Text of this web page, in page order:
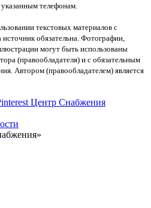
телефонам.
текстовых материалов с
обязательна. Фотографии,
могут быть использованы
(правообладателя) и с обязательным
Автором (правообладателем) является